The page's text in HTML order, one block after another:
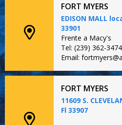
FORT MYERS
EDISON MALL
33901
Frente a Macy's
Tel: (239) 362-3474
Email:
FORT MYERS
11609 S.
Fl 33907